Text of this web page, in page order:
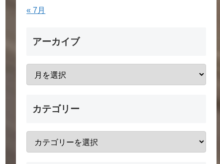
« 7月
アーカイブ
カテゴリー